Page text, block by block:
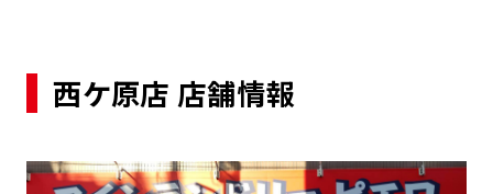
お知らせ
お役立コラム
西ケ原店 店舗情報